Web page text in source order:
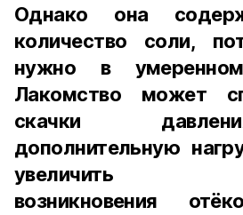
Однако она
количество соли,
нужно в умеренном
Лакомство может
скачки
дополнительную
увеличить
возникновения